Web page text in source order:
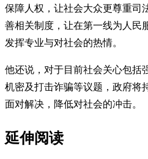
保障人权，让社会大众更尊重司
善相关制度，让在第一线为人民
发挥专业与对社会的热情。
他还说，对于目前社会关心包括
机密及打击诈骗等议题，政府将
面对解决，降低对社会的冲击。
延伸阅读